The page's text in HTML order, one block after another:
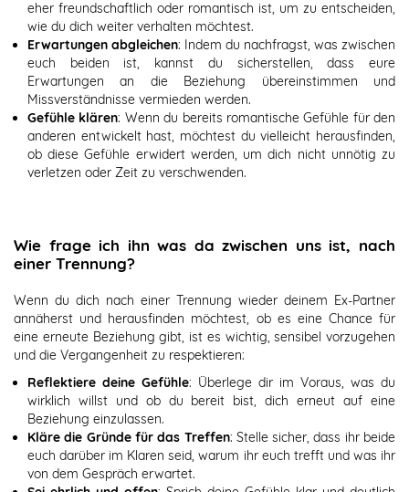
eher freundschaftlich oder romantisch ist, um zu entscheiden,
wie du dich weiter verhalten möchtest.
Erwartungen abgleichen: Indem du nachfragst, was zwischen
euch beiden ist, kannst du sicherstellen, dass eure
Erwartungen an die Beziehung übereinstimmen und
Missverständnisse vermieden werden.
Gefühle klären: Wenn du bereits romantische Gefühle für den
anderen entwickelt hast, möchtest du vielleicht herausfinden,
ob diese Gefühle erwidert werden, um dich nicht unnötig zu
verletzen oder Zeit zu verschwenden.
Wie frage ich ihn was da zwischen uns ist, nach
einer Trennung?
Wenn du dich nach einer Trennung wieder deinem Ex-Partner
annäherst und herausfinden möchtest, ob es eine Chance für
eine erneute Beziehung gibt, ist es wichtig, sensibel vorzugehen
und die Vergangenheit zu respektieren:
Reflektiere deine Gefühle: Überlege dir im Voraus, was du
wirklich willst und ob du bereit bist, dich erneut auf eine
Beziehung einzulassen.
Kläre die Gründe für das Treffen: Stelle sicher, dass ihr beide
euch darüber im Klaren seid, warum ihr euch trefft und was ihr
von dem Gespräch erwartet.